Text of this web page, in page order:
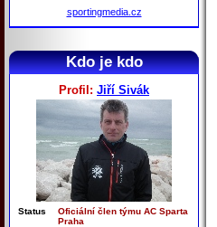
sportingmedia.cz
Kdo je kdo
Profil: Jiří Sivák
Status
Oficiální člen týmu AC Sparta
Praha